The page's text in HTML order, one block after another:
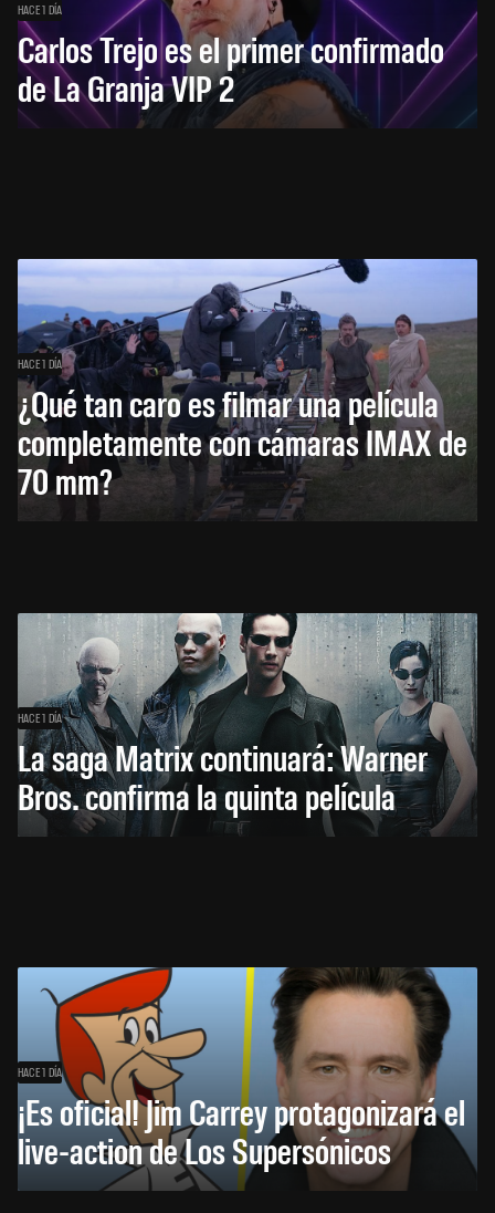
HACE 1 DÍA
Carlos Trejo es el primer confirmado
de La Granja VIP 2
HACE 1 DÍA
¿Qué tan caro es filmar una película
completamente con cámaras IMAX de
70 mm?
HACE 1 DÍA
La saga Matrix continuará: Warner
Bros. confirma la quinta película
HACE 1 DÍA
¡Es oficial! Jim Carrey protagonizará el
live-action de Los Supersónicos